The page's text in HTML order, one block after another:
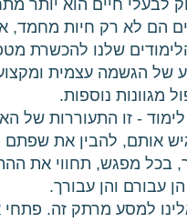
לבעלי חיים הוא יותר
הם לא רק חיות מחמד,
שלנו להכשרת
של הגשמה עצמית
מגוונות נוספות.
- זו התעוררות של
אותם, להבין את שפתם
בכל מפגש, תחווי את
עבורם והן עבורך.
למסע מרתק זה.